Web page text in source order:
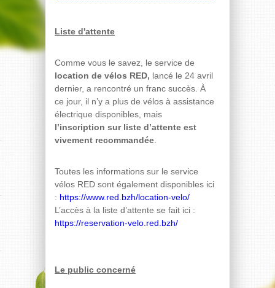
Liste d'attente
Comme vous le savez, le service de
location de vélos RED, lancé le 24 avril
dernier, a rencontré un franc succès. À
ce jour, il n’y a plus de vélos à assistance
électrique disponibles, mais
l’inscription sur liste d’attente est
vivement recommandée
Toutes les informations sur le service
vélos RED sont également disponibles ici
: https://www.red.bzh/location-velo/
L’accès à la liste d’attente se fait ici :
https://reservation-velo.red.bzh/
Le public concerné